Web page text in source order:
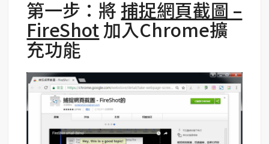
第一步：將捕捉網頁截圖 –
FireShot加入Chrome擴
充功能網頁長截圖